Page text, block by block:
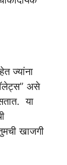
ज्यांना
असे
या
खाजगी